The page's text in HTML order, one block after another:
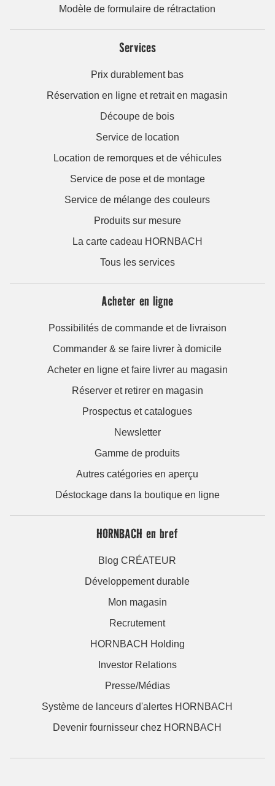
Modèle de formulaire de rétractation
Services
Prix durablement bas
Réservation en ligne et retrait en magasin
Découpe de bois
Service de location
Location de remorques et de véhicules
Service de pose et de montage
Service de mélange des couleurs
Produits sur mesure
La carte cadeau HORNBACH
Tous les services
Acheter en ligne
Possibilités de commande et de livraison
Commander & se faire livrer à domicile
Acheter en ligne et faire livrer au magasin
Réserver et retirer en magasin
Prospectus et catalogues
Newsletter
Gamme de produits
Autres catégories en aperçu
Déstockage dans la boutique en ligne
HORNBACH en bref
Blog CRÉATEUR
Développement durable
Mon magasin
Recrutement
HORNBACH Holding
Investor Relations
Presse/Médias
Système de lanceurs d'alertes HORNBACH
Devenir fournisseur chez HORNBACH